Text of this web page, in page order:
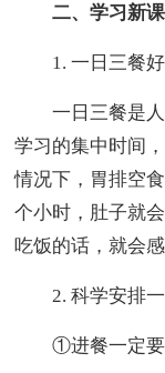
二、学习新课
1. 一日三餐好
一日三餐是人
学习的集中时间
情况下，胃排空
个小时，肚子就
吃饭的话，就会
2. 科学安排一
①进餐一定要